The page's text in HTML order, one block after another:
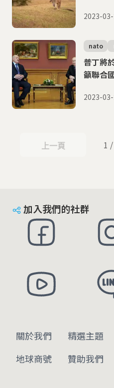
2023-
普丁將
籲聯合
nato
2023-
上一頁
上一頁 1
加入我們的社群
關於我們 精選主題
地球商號
贊助我們